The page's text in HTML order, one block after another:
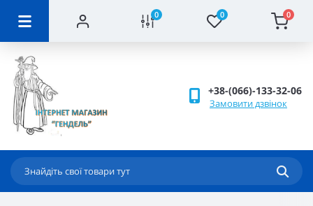
0 0 0
+38-(066)-133-32-06
Замовити дзвінок